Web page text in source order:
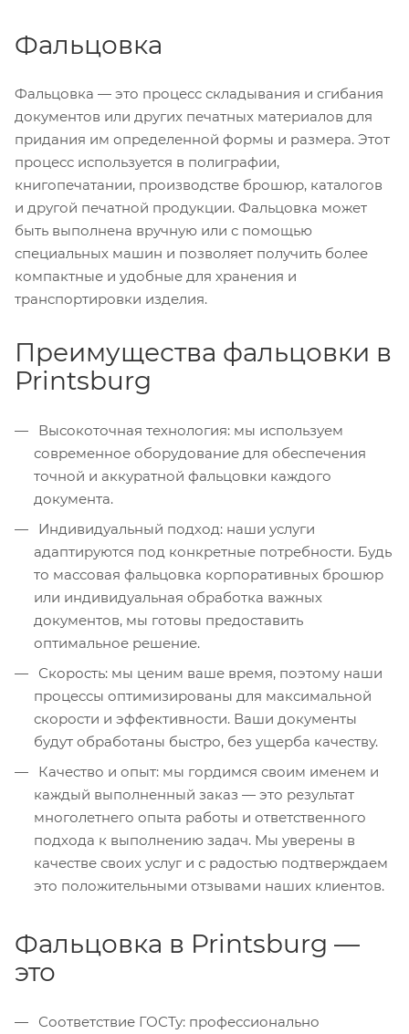
Фальцовка
Фальцовка — это процесс складывания и сгибания
документов или других печатных материалов для
придания им определенной формы и размера. Этот
процесс используется в полиграфии,
книгопечатании, производстве брошюр, каталогов
и другой печатной продукции. Фальцовка может
быть выполнена вручную или с помощью
специальных машин и позволяет получить более
компактные и удобные для хранения и
транспортировки изделия.
Преимущества фальцовки в
Printsburg
Высокоточная технология: мы используем
современное оборудование для обеспечения
точной и аккуратной фальцовки каждого
документа.
Индивидуальный подход: наши услуги
адаптируются под конкретные потребности. Будь
то массовая фальцовка корпоративных брошюр
или индивидуальная обработка важных
документов, мы готовы предоставить
оптимальное решение.
Скорость: мы ценим ваше время, поэтому наши
процессы оптимизированы для максимальной
скорости и эффективности. Ваши документы
будут обработаны быстро, без ущерба качеству.
Качество и опыт: мы гордимся своим именем и
каждый выполненный заказ — это результат
многолетнего опыта работы и ответственного
подхода к выполнению задач. Мы уверены в
качестве своих услуг и с радостью подтверждаем
это положительными отзывами наших клиентов.
Фальцовка в Printsburg —
это
Соответствие ГОСТу: профессионально